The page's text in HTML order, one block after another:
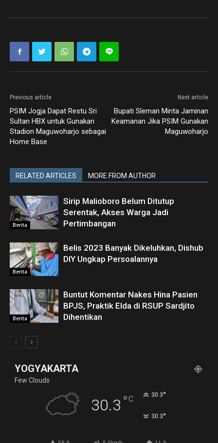
Previous article
PSIM Jogja Dapat Restu Sri
Sultan HBX untuk Gunakan
Stadion Maguwoharjo sebagai
Home Base
Next article
Bupati Sleman Minta Jaminan
Keamanan Jika PSIM Gunakan
Maguwoharjo
RELATED ARTICLES MORE FROM AUTHOR
Berita
Sirip Malioboro Belum Ditutup
Serentak, Akses Warga Jadi
Pertimbangan
Berita
Belis 2023 Banyak Dikeluhkan, Dishub
DIY Ungkap Persoalannya
Berita
Buntut Komentar Nakes Hina Pasien
BPJS, Praktik Elda di RSUP Sardjito
Dihentikan
YOGYAKARTA
Few Clouds
30.3 °C 30.3°
30.3°